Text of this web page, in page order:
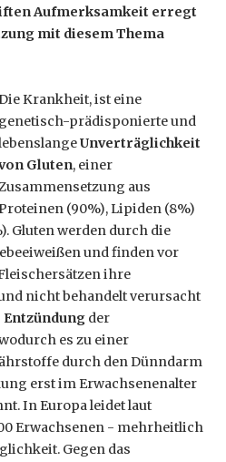
Aufmerksamkeit erregt
mit diesem Thema
Krankheit, ist eine
genetisch-prädisponierte und
Unverträglichkeit
Gluten, einer
aus
(90%), Lipiden (8%)
Gluten werden durch die
und finden vor
ihre
nicht behandelt verursacht
der
es zu einer
durch den Dünndarm
erst im Erwachsenenalter
In Europa leidet laut
Erwachsenen - mehrheitlich
Gegen das